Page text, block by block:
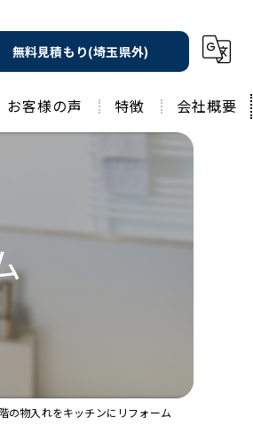
無料見積もり(埼玉県外)
お客様の声 特徴
工務店
水回り
会社概要
物入れをキッチンにリフォーム